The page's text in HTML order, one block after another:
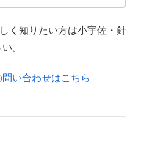
く知りたい方は小宇佐・針
。
い合わせはこちら